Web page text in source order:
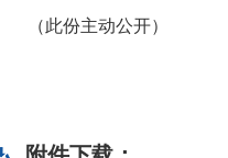
（此份主动公开）